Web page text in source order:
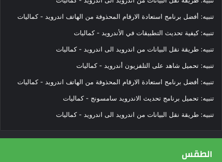
ج
و
م
ن
و
ع
ا
تنبيه: أفضل برنامج استعادة الارقام المحذوفة من الهاتف اندرويد - كماليات
تنبيه:كيفية تحديث التطبيقات في الأندرويد - كماليات
تنبيه: طريقة نقل البيانات من اندرويد الى اندرويد - كماليات
تنبيه: تحميل شاهد على التلفزيون أندرويد - كماليات
تنبيه: أفضل برنامج استعادة الارقام المحذوفة من الهاتف اندرويد - كماليات
تنبيه: تحميل برنامج تحديث الاندرويد سامسونج - كماليات
تنبيه: طريقة نقل البيانات من اندرويد الى اندرويد - كماليات
الطقس